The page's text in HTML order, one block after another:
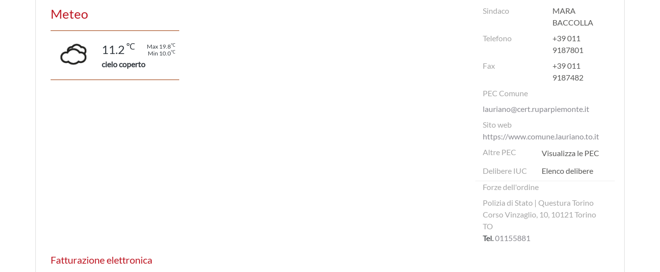
Sindaco
MARA
BACCOLLA
Telefono
+39 011
9187801
Fax
+39 011
9187482
PEC Comune
lauriano@cert.ruparpiemonte.it
Sito web
https://www.comune.lauriano.to.it
Altre PEC
Visualizza le PEC
Delibere IUC
Elenco delibere
Forze dell'ordine
Polizia di Stato | Questura Torino
Corso Vinzaglio, 10, 10121 Torino
TO
Tel.01155881
Meteo
11.2 ℃ Max 19.8℃
Min 10.0℃
cielo coperto
Fatturazione elettronica